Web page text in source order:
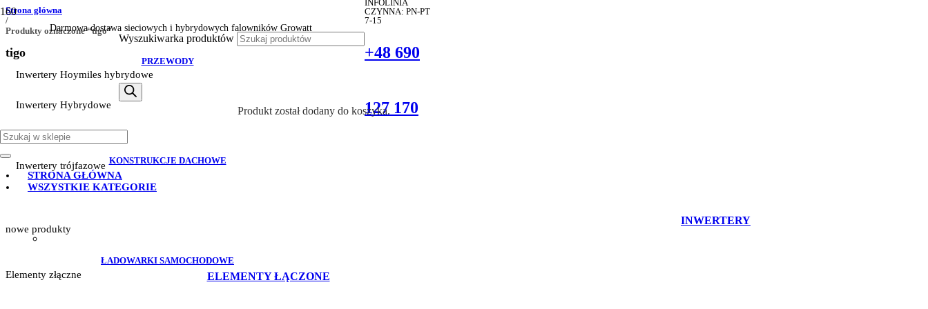
Darmowa dostawa sieciowych i hybrydowych falowników Growatt
Wyszukiwarka produktów
INFOLINIA
CZYNNA: PN-PT
7-15
+48 690
127 170
PRZEWODY
KONSTRUKCJE DACHOWE
ŁADOWARKI SAMOCHODOWE
Produkt został dodany do koszyka.
STRONA GŁÓWNA
WSZYSTKIE KATEGORIE
INWERTERY
ELEMENTY ŁĄCZONE
Strona główna
/
Produkty oznaczone “tigo”
tigo
Inwertery Hoymiles hybrydowe
Inwertery Hybrydowe
Inwertery Sofar
Inwertery trójfazowe
nowe produkty
Elementy złączne